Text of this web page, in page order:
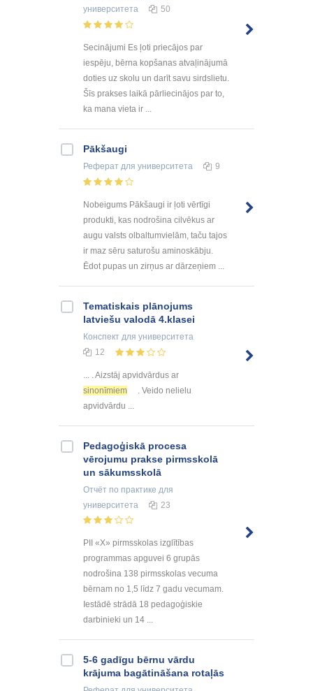
университета
50
Secinājumi Es ļoti priecājos par
iespēju, bērna kopšanas atvaļinājumā
doties uz skolu un darīt savu sirdslietu.
Šīs prakses laikā pārliecinājos par to,
ka mana vieta ir ...
Pākšaugi
Реферат для университета 9
Nobeigums Pākšaugi ir ļoti vērtīgi
produkti, kas nodrošina cilvēkus ar
augu valsts olbaltumvielām, taču tajos
ir maz sēru saturošu aminoskābju.
Ēdot pupas un zirņus ar dārzeņiem ...
Tematiskais plānojums
latviešu valodā 4.klasei
Конспект для университета
12
... . Aizstāj apvidvārdus ar
sinonīmiem
. Veido nelielu
apvidvārdu ...
Pedagoģiskā procesa
vērojumu prakse pirmsskolā
un sākumsskolā
Отчёт по практике для
университета
23
PII «X» pirmsskolas izglītības
programmas apguvei 6 grupās
nodrošina 138 pirmsskolas vecuma
bērnam no 1,5 līdz 7 gadu vecumam.
Iestādē strādā 18 pedagoģiskie
darbinieki un 14 ...
5-6 gadīgu bērnu vārdu
krājuma bagātināšana rotaļās